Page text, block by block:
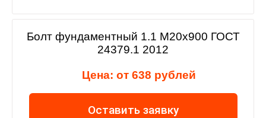
Болт фундаментный 1.1 М20х900 ГОСТ
24379.1 2012
Цена: от 638 рублей
Оставить заявку